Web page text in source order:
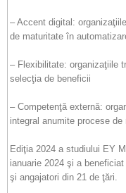
– Accent digital:
de maturitate în
– Flexibilitate: organizaţiile
selecţia de beneficii
– Competenţă externă:
integral anumite procese
Ediţia 2024 a studiului EY
ianuarie 2024 şi a
şi angajatori din 21 de ţări.